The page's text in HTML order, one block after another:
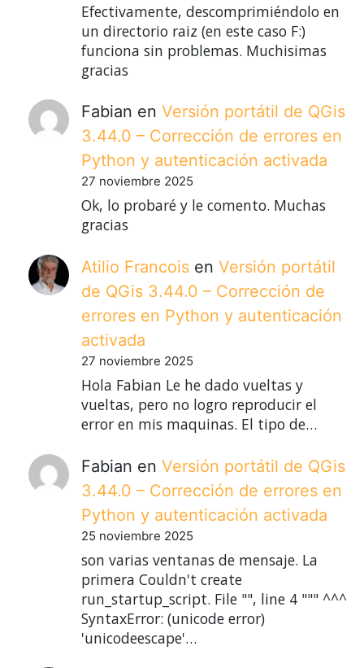
Efectivamente, descomprimiéndolo en
un directorio raiz (en este caso F:)
funciona sin problemas. Muchisimas
gracias
Fabian en Versión portátil de QGis
3.44.0 – Corrección de errores en
Python y autenticación activada
27 noviembre 2025
Ok, lo probaré y le comento. Muchas
gracias
Atilio Francois en Versión portátil
de QGis 3.44.0 – Corrección de
errores en Python y autenticación
activada
27 noviembre 2025
Hola Fabian Le he dado vueltas y
vueltas, pero no logro reproducir el
error en mis maquinas. El tipo de…
Fabian en Versión portátil de QGis
3.44.0 – Corrección de errores en
Python y autenticación activada
25 noviembre 2025
son varias ventanas de mensaje. La
primera Couldn't create
run_startup_script. File "", line 4 """ ^^^
SyntaxError: (unicode error)
'unicodeescape'…